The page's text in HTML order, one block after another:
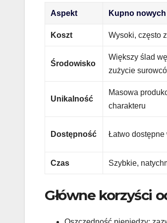
Aspekt Kupno
Koszt Wysoki, często
Środowisko
Większy ślad
zużycie
Unikalność
Masowa
charakteru
Dostępność Łatwo dostępne
Czas Szybkie,
Główne korzyści